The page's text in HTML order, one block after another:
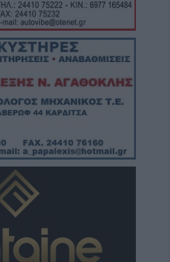
για την «Αναβάθμιση
δομής του Μουσείου
η κηδεία του
η κηδεία του
η κηδεία της